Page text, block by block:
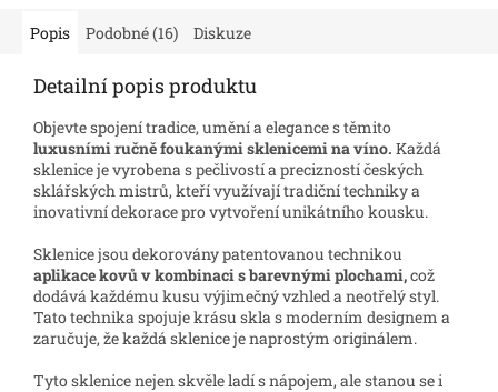
Popis Podobné (16) Diskuze
Detailní popis produktu
Objevte spojení tradice, umění a elegance s těmito
luxusními ručně foukanými sklenicemi na víno. Každá
sklenice je vyrobena s pečlivostí a precizností českých
sklářských mistrů, kteří využívají tradiční techniky a
inovativní dekorace pro vytvoření unikátního kousku.
Sklenice jsou dekorovány patentovanou technikou
aplikace kovů v kombinaci s barevnými plochami,což
dodává každému kusu výjimečný vzhled a neotřelý styl.
Tato technika spojuje krásu skla s moderním designem a
zaručuje, že každá sklenice je naprostým originálem.
Tyto sklenice nejen skvěle ladí s nápojem, ale stanou se i